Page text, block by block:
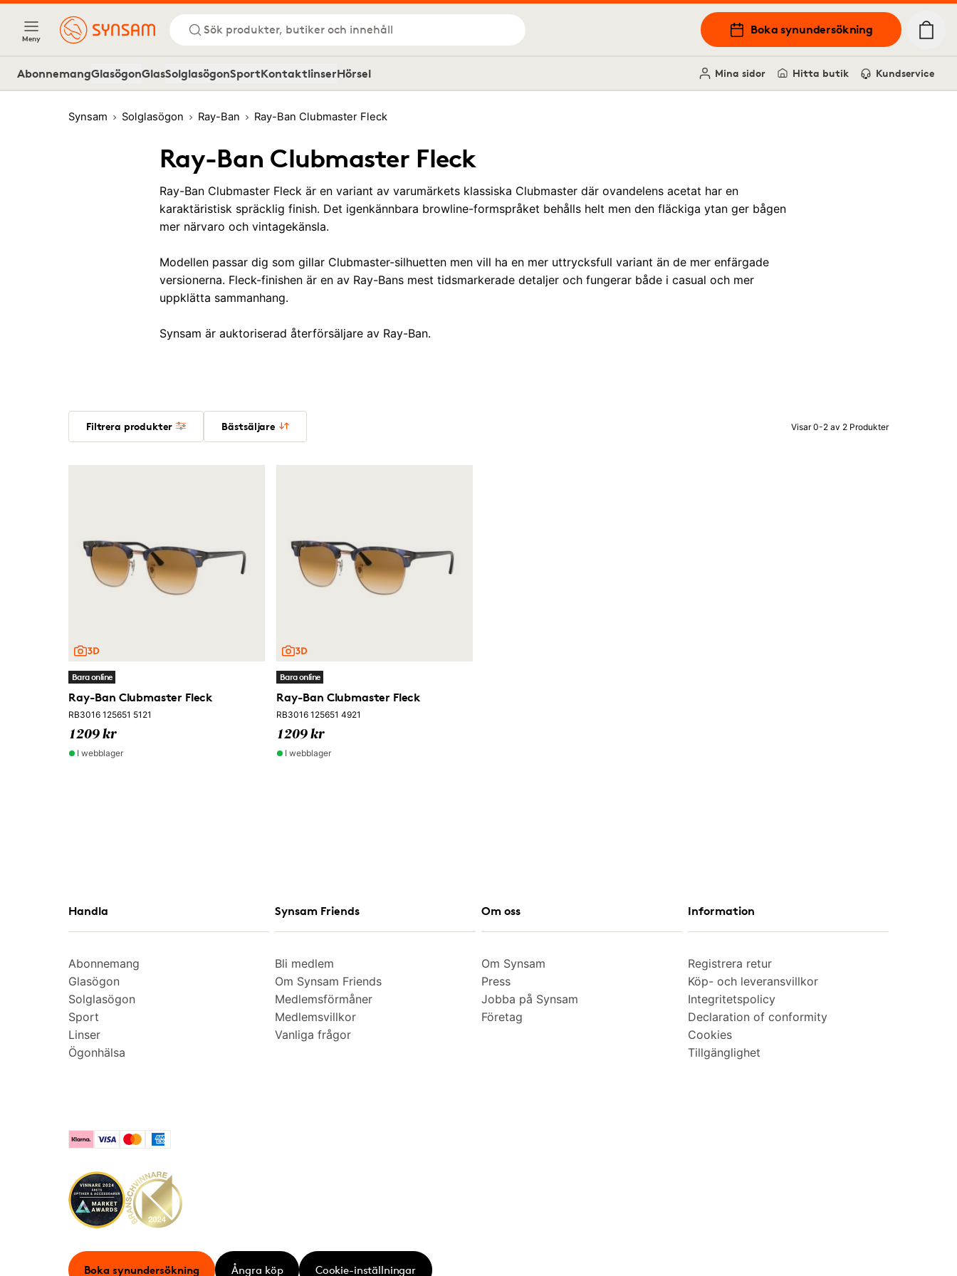
Meny
Sök produkter, butiker och innehåll Boka synundersökning
AbonnemangGlasögonGlasSolglasögonSportKontaktlinserHörsel Mina sidor Hitta butik Kundservice
Synsam Solglasögon Ray-Ban Ray-Ban Clubmaster Fleck
Ray-Ban Clubmaster Fleck
Ray-Ban Clubmaster Fleck är en variant av varumärkets klassiska Clubmaster där ovandelens acetat har en
karaktäristisk spräcklig finish. Det igenkännbara browline-formspråket behålls helt men den fläckiga ytan ger bågen
mer närvaro och vintagekänsla.
Modellen passar dig som gillar Clubmaster-silhuetten men vill ha en mer uttrycksfull variant än de mer enfärgade
versionerna. Fleck-finishen är en av Ray-Bans mest tidsmarkerade detaljer och fungerar både i casual och mer
uppklätta sammanhang.
Synsam är auktoriserad återförsäljare av Ray-Ban.
Filtrera produkter Bästsäljare Visar 0-2 av 2 Produkter
Bara online
Ray-Ban Clubmaster Fleck
RB3016 125651 5121
1209 kr
I webblager
Bara online
Ray-Ban Clubmaster Fleck
RB3016 125651 4921
1209 kr
I webblager
Handla
Abonnemang
Glasögon
Solglasögon
Sport
Linser
Ögonhälsa
Synsam Friends
Bli medlem
Om Synsam Friends
Medlemsförmåner
Medlemsvillkor
Vanliga frågor
Om oss
Om Synsam
Press
Jobba på Synsam
Företag
Information
Registrera retur
Köp- och leveransvillkor
Integritetspolicy
Declaration of conformity
Cookies
Tillgänglighet
KlarnaVisa MastercardAmerican Express
Boka synundersökning Ångra köp Cookie-inställningar